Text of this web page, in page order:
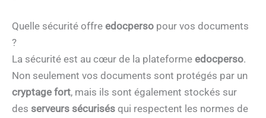
Quelle sécurité offre edocperso pour vos documents
?
La sécurité est au cœur de la plateforme edocperso.
Non seulement vos documents sont protégés par un
cryptage fort, mais ils sont également stockés sur
des serveurs sécurisés qui respectent les normes de